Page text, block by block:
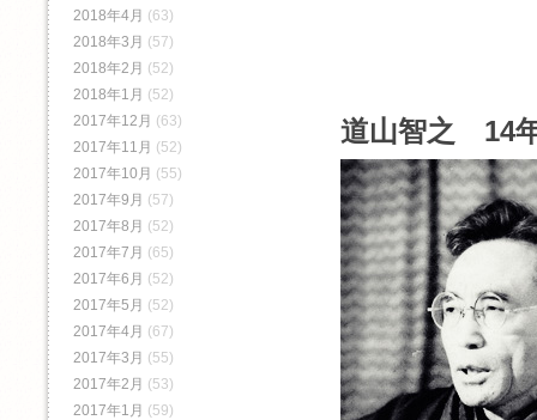
道山智之 14
2018年4月 (63)
2018年3月 (57)
2018年2月 (52)
2018年1月 (52)
2017年12月 (63)
2017年11月 (52)
2017年10月 (55)
2017年9月 (57)
2017年8月 (52)
2017年7月 (65)
2017年6月 (52)
2017年5月 (52)
2017年4月 (67)
2017年3月 (55)
2017年2月 (53)
2017年1月 (59)